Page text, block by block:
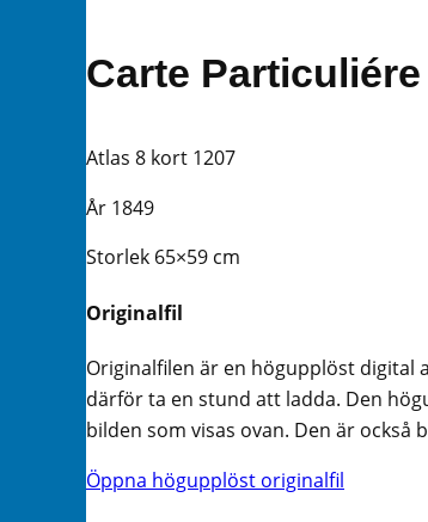
Carte
Atlas 8 kort 1207
År 1849
Storlek 65×59 cm
Originalfil
Originalfilen är en högupplöst digital
därför ta en stund att ladda. Den
bilden som visas ovan. Den är
Öppna högupplöst originalfil